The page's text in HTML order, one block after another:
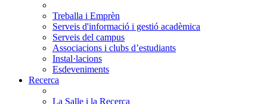
Treballa i Emprèn
Serveis d'informació i gestió acadèmica
Serveis del campus
Associacions i clubs d’estudiants
Instal·lacions
Esdeveniments
Recerca
La Salle i la Recerca